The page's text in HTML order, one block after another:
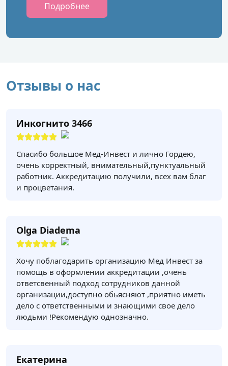
Подробнее
Отзывы о нас
Инкогнито 3466
Спасибо большое Мед-Инвест и лично Гордею,
очень корректный, внимательный,пунктуальный
работник. Аккредитацию получили, всех вам благ
и процветания.
Olga Diadema
Хочу поблагодарить организацию Мед Инвест за
помощь в оформлении аккредитации ,очень
ответсвенный подход сотрудников данной
организации,доступно обьясняют ,приятно иметь
дело с ответственными и знающими свое дело
людьми !Рекомендую однозначно.
Екатерина